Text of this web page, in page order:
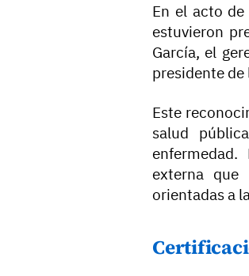
En el acto
estuvieron
García, el
presidente de
Este
salud
externa que
orientadas a